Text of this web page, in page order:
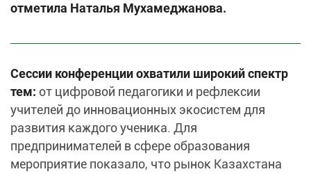
отметила Наталья Мухамеджанова.
Сессии конференции охватили широкий спектр
тем: от цифровой педагогики и рефлексии
учителей до инновационных экосистем для
развития каждого ученика. Для
предпринимателей в сфере образования
мероприятие показало, что рынок Казахстана